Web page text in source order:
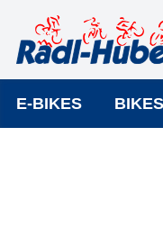
E-BIKES BIKES